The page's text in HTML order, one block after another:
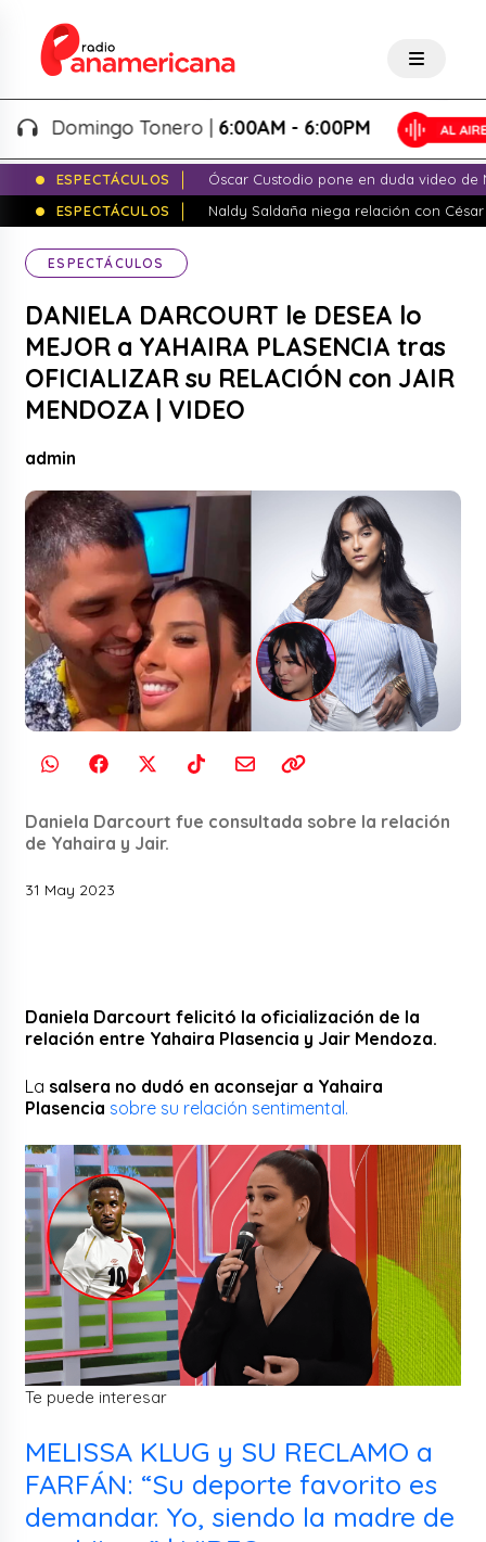
Tonero |6:00AM - 6:00PM
ESPECTÁCULOS
Óscar Custodio pone en duda video de
ESPECTÁCULOS
Naldy Saldaña niega relación con
ESPECTÁCULOS
DANIELA DARCOURT le DESEA lo
MEJOR a YAHAIRA PLASENCIA tras
OFICIALIZAR su RELACIÓN con JAIR
MENDOZA | VIDEO
admin
Daniela Darcourt fue consultada sobre la relación
de Yahaira y Jair.
31 May 2023
Daniela Darcourt felicitó la oficialización de la
relación entre Yahaira Plasencia y Jair Mendoza.
La salsera no dudó en aconsejar a Yahaira
Plasencia sobre su relación sentimental.
Te puede interesar
MELISSA KLUG y SU RECLAMO a
FARFÁN: “Su deporte favorito es
demandar. Yo, siendo la madre de